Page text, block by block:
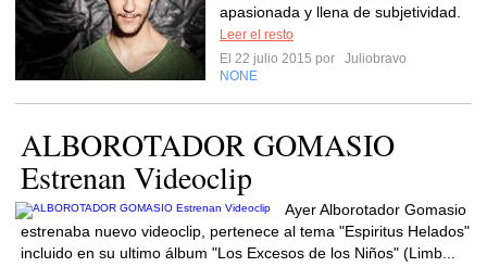
apasionada y llena de subjetividad.
Leer el resto
El 22 julio 2015 por
Juliobravo
NONE
ALBOROTADOR GOMASIO
Estrenan Videoclip
Ayer Alborotador Gomasio
estrenaba nuevo videoclip, pertenece al tema "Espiritus Helados"
incluido en su ultimo álbum "Los Excesos de los Niños" (Limb...